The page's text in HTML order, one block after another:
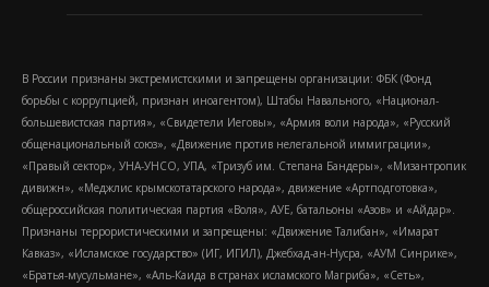
В России признаны экстремистскими и запрещены организации: ФБК (Фонд
борьбы с коррупцией, признан иноагентом), Штабы Навального, «Национал-
большевистская партия», «Свидетели Иеговы», «Армия воли народа», «Русский
общенациональный союз», «Движение против нелегальной иммиграции»,
«Правый сектор», УНА-УНСО, УПА, «Тризуб им. Степана Бандеры», «Мизантропик
дивижн», «Меджлис крымскотатарского народа», движение «Артподготовка»,
общероссийская политическая партия «Воля», АУЕ, батальоны «Азов» и «Айдар».
Признаны террористическими и запрещены: «Движение Талибан», «Имарат
Кавказ», «Исламское государство» (ИГ, ИГИЛ), Джебхад-ан-Нусра, «АУМ Синрике»,
«Братья-мусульмане», «Аль-Каида в странах исламского Магриба», «Сеть»,